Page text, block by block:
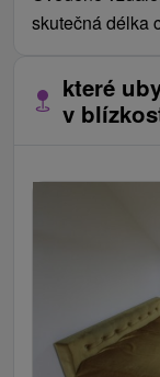
skutečná délka
které
v